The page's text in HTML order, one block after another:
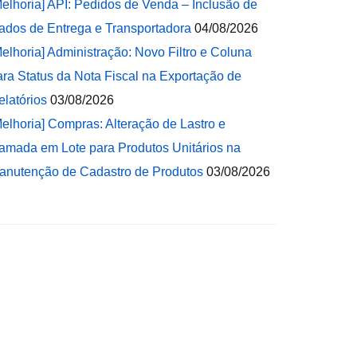
API: Pedidos de Venda – Inclusão de
de Entrega e Transportadora 04/08/2026
Administração: Novo Filtro e Coluna
Status da Nota Fiscal na Exportação de
03/08/2026
Compras: Alteração de Lastro e
em Lote para Produtos Unitários na
de Cadastro de Produtos 03/08/2026